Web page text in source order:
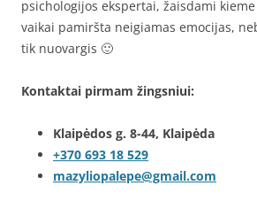
psichologijos ekspertai, žaisdami
vaikai pamiršta neigiamas emocijas,
tik nuovargis 🙂
Kontaktai pirmam žingsniui:
Klaipėdos g. 8-44, Klaipėda
+370 693 18 529
mazyliopalepe@gmail.com